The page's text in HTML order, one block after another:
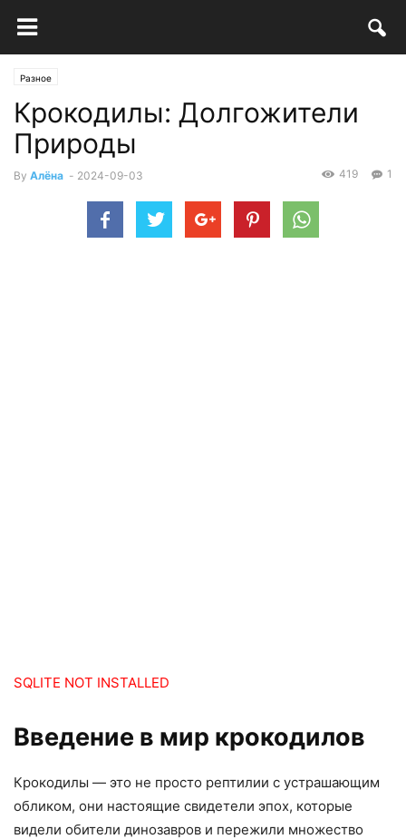
Разное
Крокодилы: Долгожители
Природы
By Алёна - 2024-09-03 1
419
SQLITE NOT INSTALLED
Введение в мир крокодилов
Крокодилы — это не просто рептилии с устрашающим
обликом, они настоящие свидетели эпох, которые
видели обители динозавров и пережили множество